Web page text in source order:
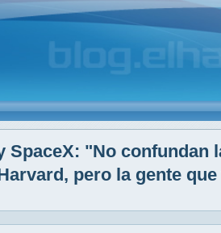
SpaceX: "No confundan
pero la gente